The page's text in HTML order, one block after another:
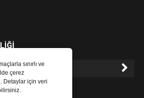
sınırlı ve
çerez
Detaylar için veri
daha hızlı erişin.